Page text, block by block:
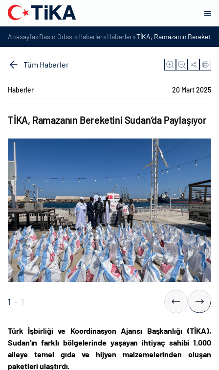
Anasayfa»Basın Odası»Haberler»Haberler»TİKA, Ramazanın Bereketini
Tüm Haberler
Haberler 20 Mart 2025
TİKA, Ramazanın Bereketini Sudan’da Paylaşıyor
1 - 1
Türk İşbirliği ve Koordinasyon Ajansı Başkanlığı (TİKA),
Sudan’ın farklı bölgelerinde yaşayan ihtiyaç sahibi 1.000
aileye temel gıda ve hijyen malzemelerinden oluşan
paketleri ulaştırdı.